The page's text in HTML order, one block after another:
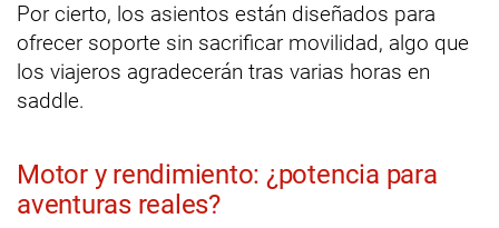
Por cierto, los asientos están diseñados para
ofrecer soporte sin sacrificar movilidad, algo que
los viajeros agradecerán tras varias horas en
saddle.
Motor y rendimiento: ¿potencia para
aventuras reales?